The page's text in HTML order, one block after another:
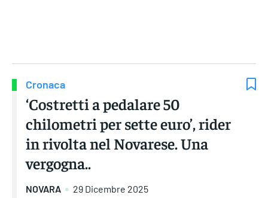
Cronaca
‘Costretti a pedalare 50
chilometri per sette euro’, rider
in rivolta nel Novarese. Una
vergogna..
NOVARA
29 Dicembre 2025